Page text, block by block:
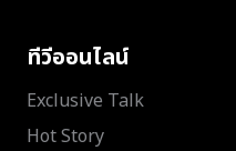
ทีวีออนไลน์
Exclusive Talk
Hot Story